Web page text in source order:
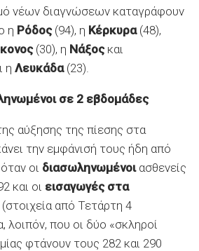
νέων διαγνώσεων καταγράφουν
η Ρόδος(94), η Κέρκυρα(48),
(30), η Νάξοςκαι
η Λευκάδα(23).
σε 2 εβδομάδες
αύξησης της πίεσης στα
την εμφάνισή τους ήδη από
οι διασωληνωμένοιασθενείς
και οι εισαγωγές στα
από Τετάρτη 4
που οι δύο «σκληροί
φτάνουν τους 282 και 290